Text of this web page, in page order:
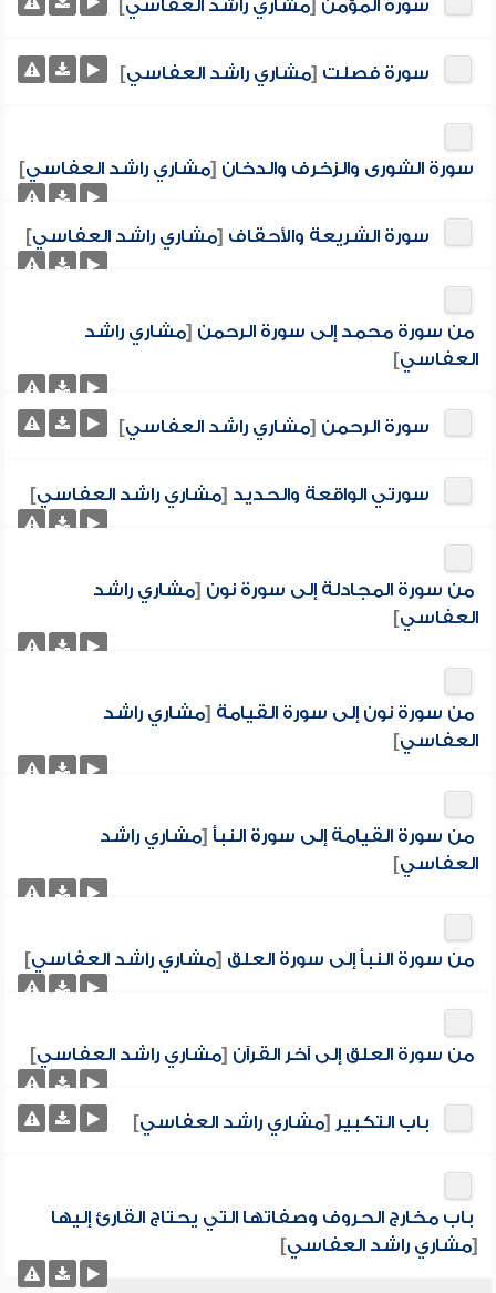
سورة المؤمن [مشاري راشد العفاسي]
سورة فصلت [مشاري راشد العفاسي]
سورة الشورى والزخرف والدخان [مشاري راشد العفاسي]
سورة الشريعة والأحقاف [مشاري راشد العفاسي]
من سورة محمد إلى سورة الرحمن [مشاري راشد
العفاسي]
سورة الرحمن [مشاري راشد العفاسي]
سورتي الواقعة والحديد [مشاري راشد العفاسي]
من سورة المجادلة إلى سورة نون [مشاري راشد
العفاسي]
من سورة نون إلى سورة القيامة [مشاري راشد
العفاسي]
من سورة القيامة إلى سورة النبأ [مشاري راشد
العفاسي]
من سورة النبأ إلى سورة العلق [مشاري راشد العفاسي]
من سورة العلق إلى آخر القرآن [مشاري راشد العفاسي]
باب التكبير [مشاري راشد العفاسي]
باب مخارج الحروف وصفاتها التي يحتاج القارئ إليها
[مشاري راشد العفاسي]